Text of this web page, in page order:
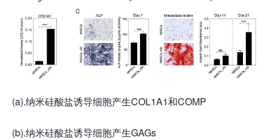
(a).纳米硅酸盐诱导细胞产生COL1A1和COMP
(b).纳米硅酸盐诱导细胞产生GAGs